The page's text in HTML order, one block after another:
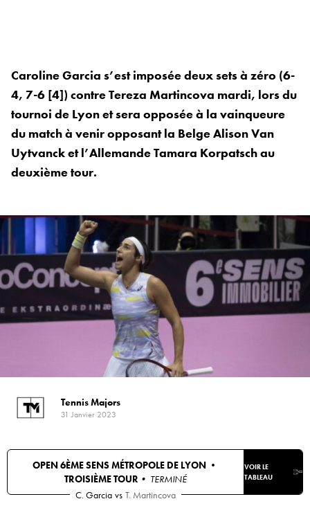
Caroline Garcia s’est imposée deux sets à zéro (6-
4, 7-6 [4]) contre Tereza Martincova mardi, lors du
tournoi de Lyon et sera opposée à la vainqueure
du match à venir opposant la Belge Alison Van
Uytvanck et l’Allemande Tamara Korpatsch au
deuxième tour.
Tennis Majors
31 Janvier 2023
OPEN 6ÈME SENS MÉTROPOLE DE LYON •
TROISIÈME TOUR • TERMINÉ
VOIR LE
TABLEAU
C. Garcia vs T. Martincova